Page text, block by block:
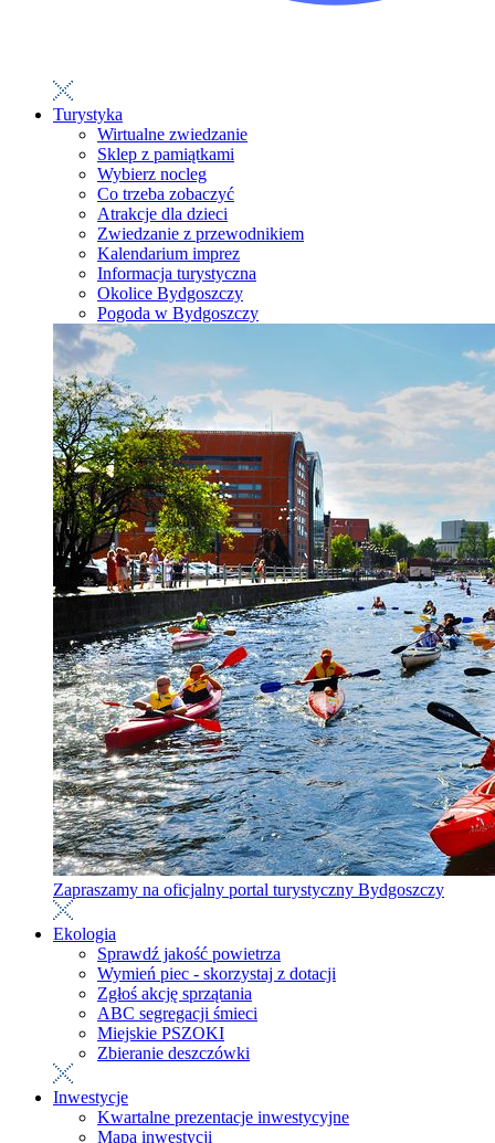
Turystyka
Wirtualne zwiedzanie
Sklep z pamiątkami
Wybierz nocleg
Co trzeba zobaczyć
Atrakcje dla dzieci
Zwiedzanie z przewodnikiem
Kalendarium imprez
Informacja turystyczna
Okolice Bydgoszczy
Pogoda w Bydgoszczy
Zapraszamy na oficjalny portal turystyczny Bydgoszczy
Ekologia
Sprawdź jakość powietrza
Wymień piec - skorzystaj z dotacji
Zgłoś akcję sprzątania
ABC segregacji śmieci
Miejskie PSZOKI
Zbieranie deszczówki
Inwestycje
Kwartalne prezentacje inwestycyjne
Mapa inwestycji